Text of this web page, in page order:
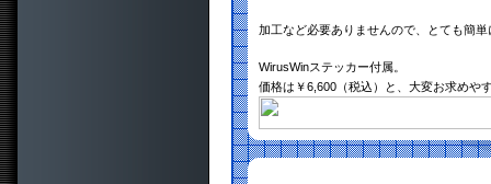
加工など必要ありませんので、とても簡
WirusWinステッカー付属。
価格は￥6,600（税込）と、大変お求めや